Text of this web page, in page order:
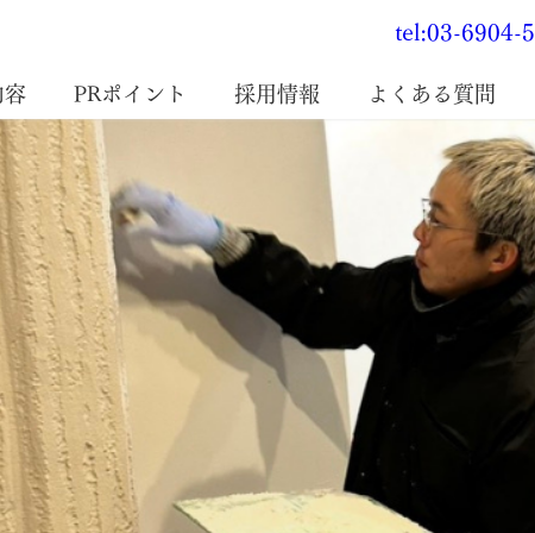
tel:03-6904-
容 PRポイント 採用情報 よくある質問